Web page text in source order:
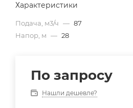
Характеристики
Подача, м3/ч — 87
Напор, м — 28
По запросу
Нашли дешевле?